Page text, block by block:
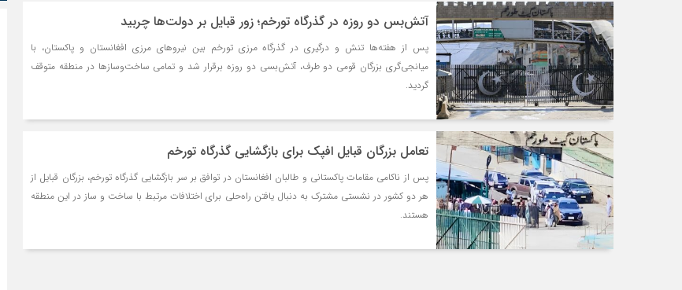
آتش‌بس دو روزه در گذرگاه تورخم؛ زور قبایل بر دولت‌ها چربید
پس از هفته‌ها تنش و درگیری در گذرگاه مرزی تورخم بین نیروهای مرزی افغانستان و پاکستان، با
میانجی‌گری بزرگان قومی دو طرف، آتش‌بسی دو روزه برقرار شد و تمامی ساخت‌وسازها در منطقه متوقف
گردید.
تعامل بزرگان قبایل افپک برای بازگشایی گذرگاه تورخم
پس از ناکامی مقامات پاکستانی و طالبان افغانستان در توافق بر سر بازگشایی گذرگاه تورخم، بزرگان قبایل از
هر دو کشور در نشستی مشترک به دنبال یافتن راه‌حلی برای اختلافات مرتبط با ساخت و ساز در این منطقه
هستند.